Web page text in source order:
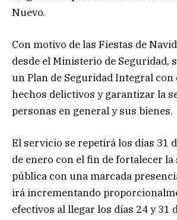
Nuevo.
Con motivo de las Fiestas de
desde el Ministerio de Seguridad,
un Plan de Seguridad Integral con
hechos delictivos y garantizar la
personas en general y sus bienes.
El servicio se repetirá los días 31
de enero con el fin de fortalecer
pública con una marcada
irá incrementando
efectivos al llegar los días 24 y 31